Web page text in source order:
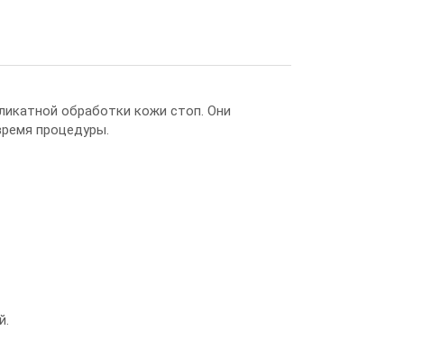
обработки кожи стоп. Они
процедуры.